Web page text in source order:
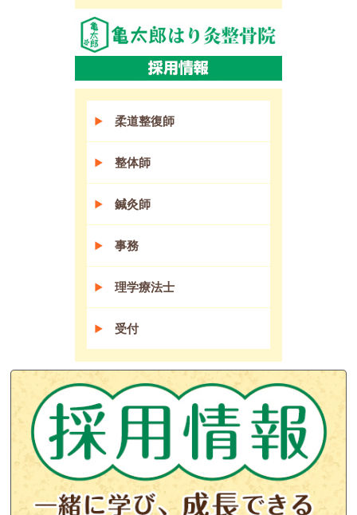
柔道整復師
整体師
鍼灸師
事務
理学療法士
受付